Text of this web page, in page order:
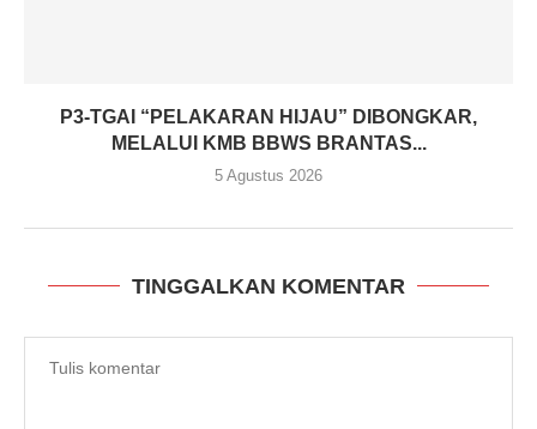
P3-TGAI “PELAKARAN HIJAU” DIBONGKAR,
MELALUI KMB BBWS BRANTAS...
5 Agustus 2026
TINGGALKAN KOMENTAR